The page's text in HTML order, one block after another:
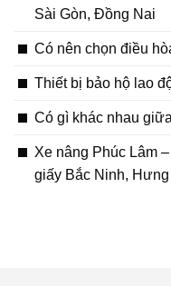
Sài Gòn, Đồng Nai
Có nên chọn điều
Thiết bị bảo hộ lao
Có gì khác nhau
Xe nâng Phúc Lâm
giấy Bắc Ninh,